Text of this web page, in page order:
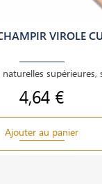
VIROLE
Prix
4,64 €
Ajouter au panier